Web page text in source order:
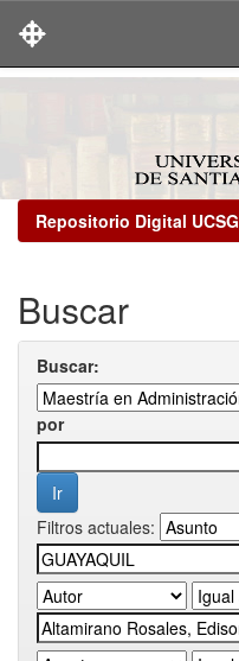
Repositorio Digital UCSG
Buscar
Buscar:
por
Filtros actuales: